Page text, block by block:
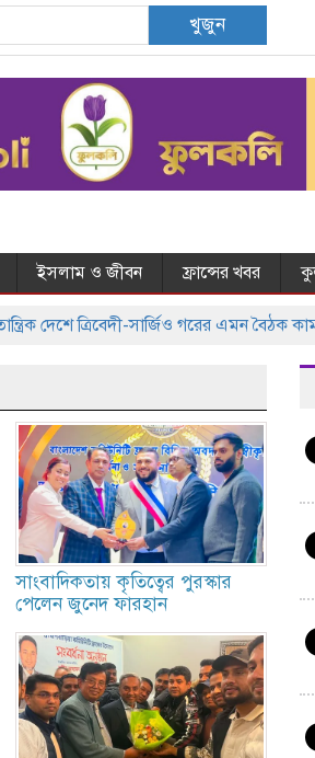
খুজুন
ইসলাম ও জীবন ফ্রান্সের খবর
দেশে ত্রিবেদী-সার্জিও গরের এমন বৈঠক কাম্য নয়
সাংবাদিকতায় কৃতিত্বের পুরস্কার
পেলেন জুনেদ ফারহান